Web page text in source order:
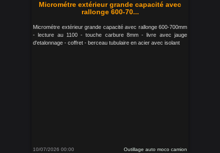
Micrométre extérieur grande capacité avec
rallonge 600-70...
Micrométre extérieur grande capacité avec rallonge 600-700mm
- lecture au 1100 - touche carbure 8mm - livre avec jauge
d'etalonnage - coffret - berceau tubulaire en acier avec isolant
10/07/2026 00:00 Outillage auto moco camion